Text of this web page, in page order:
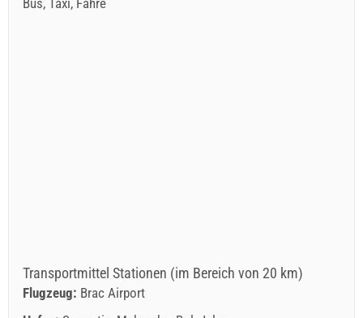
Bus, Taxi, Fähre
Transportmittel Stationen (im Bereich von 20 km)
Flugzeug: Brac Airport